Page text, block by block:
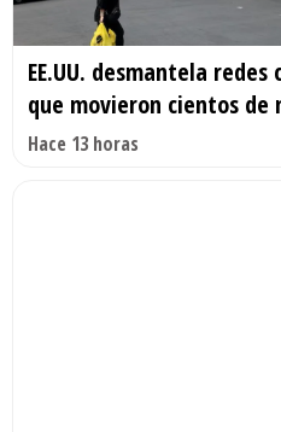
EE.UU. desmantela
que movieron cientos de
Hace 13 horas